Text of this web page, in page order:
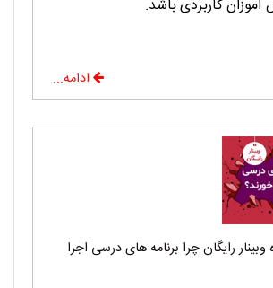
آموزان کاربردی باشد.
ادامه...
رایگان چرا برنامه های درسی اجرا